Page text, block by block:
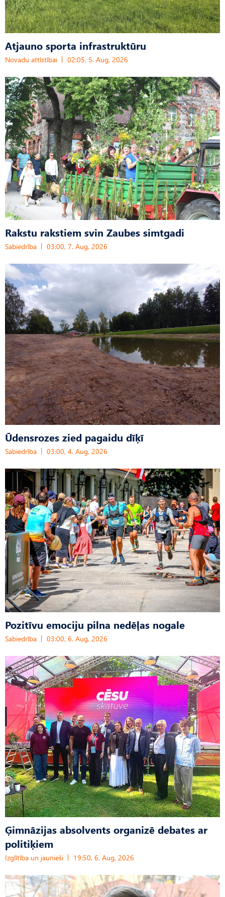
Atjauno sporta infrastruktūru
Novadu attīstībai 02:05, 5. Aug, 2026
Rakstu rakstiem svin Zaubes simtgadi
Sabiedrība 03:00, 7. Aug, 2026
Ūdensrozes zied pagaidu dīķī
Sabiedrība 03:00, 4. Aug, 2026
Pozitīvu emociju pilna nedēļas nogale
Sabiedrība 03:00, 6. Aug, 2026
Ģimnāzijas absolvents organizē debates ar
politiķiem
Izglītība un jaunieši 19:50, 6. Aug, 2026